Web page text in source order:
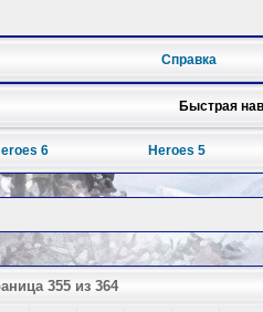
Справка
Быстрая
6 Heroes 5
355 из 364